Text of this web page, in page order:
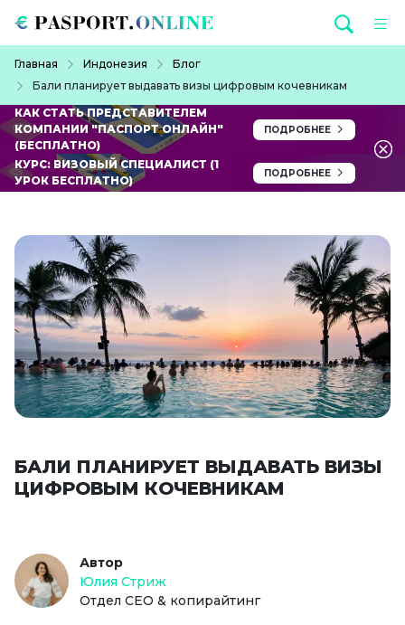
Главная Индонезия
Блог
Бали планирует выдавать визы цифровым кочевникам
КАК СТАТЬ ПРЕДСТАВИТЕЛЕМ
КОМПАНИИ "ПАСПОРТ ОНЛАЙН"
(БЕСПЛАТНО)
ПОДРОБНЕЕ
КУРС: ВИЗОВЫЙ СПЕЦИАЛИСТ (1
УРОК БЕСПЛАТНО)
ПОДРОБНЕЕ
БАЛИ ПЛАНИРУЕТ ВЫДАВАТЬ ВИЗЫ
ЦИФРОВЫМ КОЧЕВНИКАМ
Автор
Юлия Стриж
Отдел СЕО & копирайтинг